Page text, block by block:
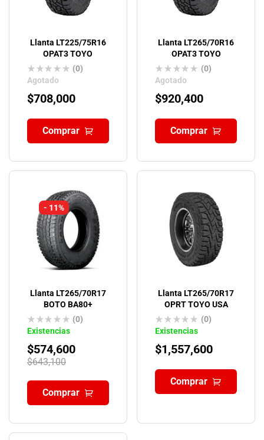
Llanta LT225/75R16
OPAT3 TOYO
(0)
Agotado
$708,000
Comprar
Llanta LT265/70R16
OPAT3 TOYO
(0)
Agotado
$920,400
Comprar
- 11%
Llanta LT265/70R17
BOTO BA80+
(0)
Existencias
$643,100
$574,600
Comprar
Llanta LT265/70R17
OPRT TOYO USA
(0)
Existencias
$1,557,600
Comprar